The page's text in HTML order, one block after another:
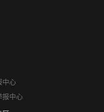
中心
报中心
报